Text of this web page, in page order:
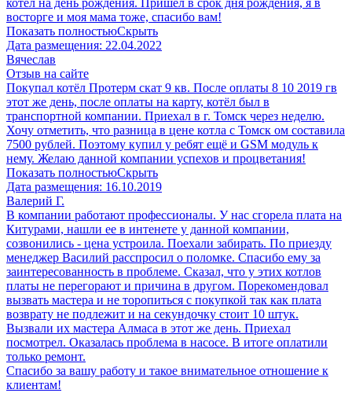
котел на день рождения. Пришел в срок дня рождения, я в
восторге и моя мама тоже, спасибо вам!
Показать полностьюСкрыть
Дата размещения: 22.04.2022
Вячеслав
Отзыв на сайте
Покупал котёл Протерм скат 9 кв. После оплаты 8 10 2019 гв
этот же день, после оплаты на карту, котёл был в
транспортной компании. Приехал в г. Томск через неделю.
Хочу отметить, что разница в цене котла с Томск ом составила
7500 рублей. Поэтому купил у ребят ещё и GSM модуль к
нему. Желаю данной компании успехов и процветания!
Показать полностьюСкрыть
Дата размещения: 16.10.2019
Валерий Г.
В компании работают профессионалы. У нас сгорела плата на
Китурами, нашли ее в интенете у данной компании,
созвонились - цена устроила. Поехали забирать. По приезду
менеджер Василий расспросил о поломке. Спасибо ему за
заинтересованность в проблеме. Сказал, что у этих котлов
платы не перегорают и причина в другом. Порекомендовал
вызвать мастера и не торопиться с покупкой так как плата
возврату не подлежит и на секундочку стоит 10 штук.
Вызвали их мастера Алмаса в этот же день. Приехал
посмотрел. Оказалась проблема в насосе. В итоге оплатили
только ремонт.
Спасибо за вашу работу и такое внимательное отношение к
клиентам!